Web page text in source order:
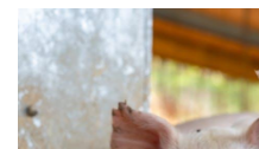
mai vulnerabili, cât de
de ore de viață, dar și măsuri
înţărcare şi alte sfaturi utile.